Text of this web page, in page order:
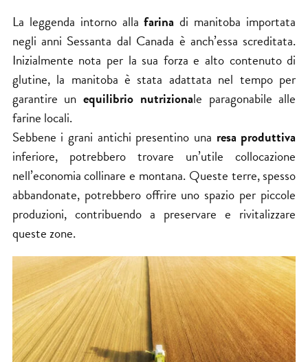
La leggenda intorno allafarina di manitoba importata
negli anni Sessanta dal Canada è anch’essa screditata.
Inizialmente nota per la sua forza e alto contenuto di
glutine, la manitoba è stata adattata nel tempo per
garantire unequilibrio nutrizionale paragonabile alle
farine locali.
Sebbene i grani antichi presentino una resa produttiva
inferiore, potrebbero trovare un’utile collocazione
nell’economia collinare e montana. Queste terre, spesso
abbandonate, potrebbero offrire uno spazio per piccole
produzioni, contribuendo a preservare e rivitalizzare
queste zone.